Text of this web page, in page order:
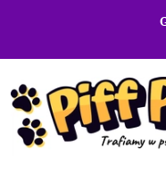
Przejdź do treści
Przejdź do
Przejdź do moje
Przejdź do menu
Przejdź do opisu